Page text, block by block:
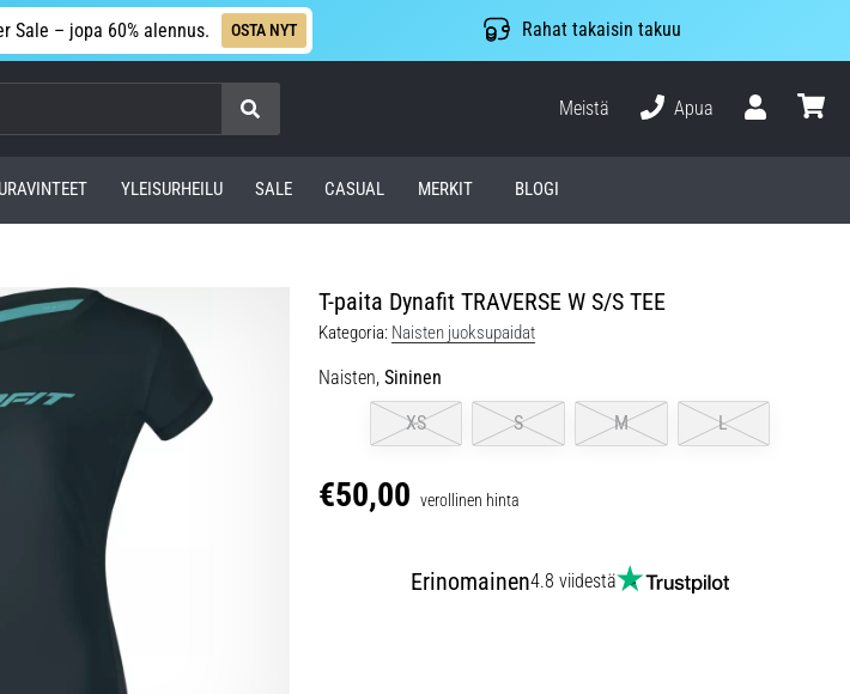
Sale – jopa 60% alennus. OSTA NYT Rahat takaisin takuu
Meistä
Apua
YLEISURHEILU SALE CASUAL MERKIT BLOGI
T-paita Dynafit TRAVERSE W S/S TEE
Kategoria: Naisten juoksupaidat
Naisten, Sininen
XS
S M L
€50,00 verollinen hinta
Erinomainen4.8 viidestä